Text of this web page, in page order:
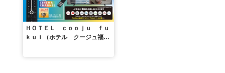
ＨＯＴＥＬ ｃｏｏｊｕ ｆｕ
ｋｕｉ（ホテル クージュ福